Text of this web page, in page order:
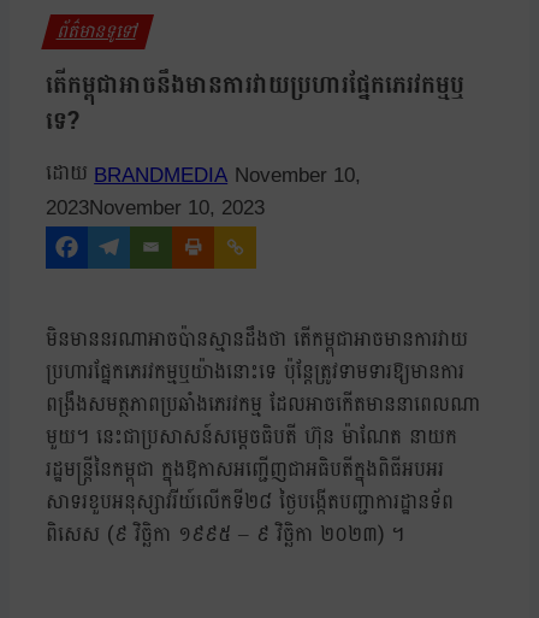
ព័ត៌មានទូទៅ
តើកម្ពុជាអាចនឹងមានការវាយប្រហារផ្នែកភេរវកម្មឬ
ទេ?
BRANDMEDIA November 10,
2023November 10, 2023
មិនមាននរណាអាចប៉ានស្មានដឹងថា តើកម្ពុជាអាចមានការវាយ
ប្រហារផ្នែកភេរវកម្មឬយ៉ាងនោះទេ ប៉ុន្តែត្រូវទាមទារឱ្យមានការ
ពង្រឹងសមត្ថភាពប្រឆាំងភេរវកម្ម ដែលអាចកើតមាននាពេលណា
មួយ។ នេះជាប្រសាសន៍សម្តេចធិបតី ហ៊ុន ម៉ាណែត នាយក
រដ្ឋមន្រ្តីនៃកម្ពុជា ក្នុងឱកាសអញ្ជើញជាអធិបតីក្នុងពិធីអបអរ
សាទរខួបអនុស្សាវរីយ៍លើកទី២៨ ថ្ងៃបង្កើតបញ្ជាការដ្ឋានទ័ព
ពិសេស (៩ វិច្ឆិកា ១៩៩៥ – ៩ វិច្ឆិកា ២០២៣) ។